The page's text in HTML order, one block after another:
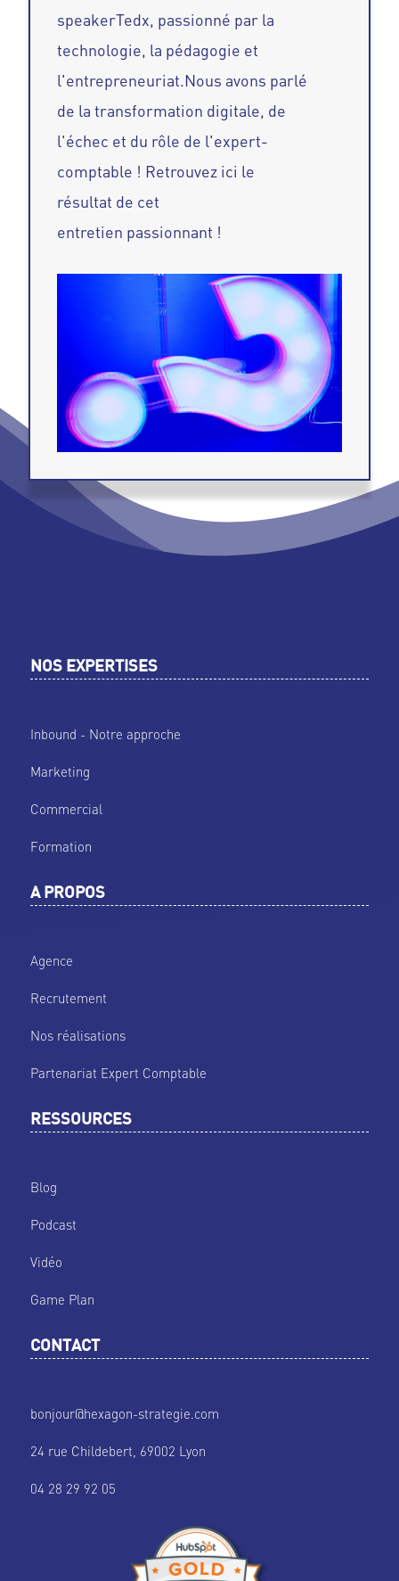
speakerTedx, passionné par la
technologie, la pédagogie et
l'entrepreneuriat.Nous avons parlé
de la transformation digitale, de
l'échec et du rôle de l'expert-
comptable ! Retrouvez ici le
résultat de cet
entretien passionnant !
NOS EXPERTISES
Inbound - Notre approche
Marketing
Commercial
Formation
A PROPOS
Agence
Recrutement
Nos réalisations
Partenariat Expert Comptable
RESSOURCES
Blog
Podcast
Vidéo
Game Plan
CONTACT
bonjour@hexagon-strategie.com
24 rue Childebert, 69002 Lyon
04 28 29 92 05